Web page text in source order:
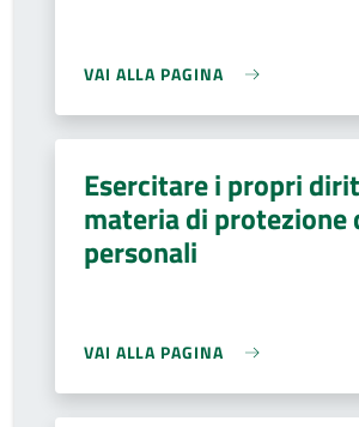
VAI ALLA PAGINA
Esercitare i propri
materia di protezione
personali
VAI ALLA PAGINA